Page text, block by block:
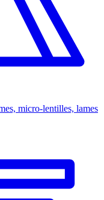
micro-lentilles, lames